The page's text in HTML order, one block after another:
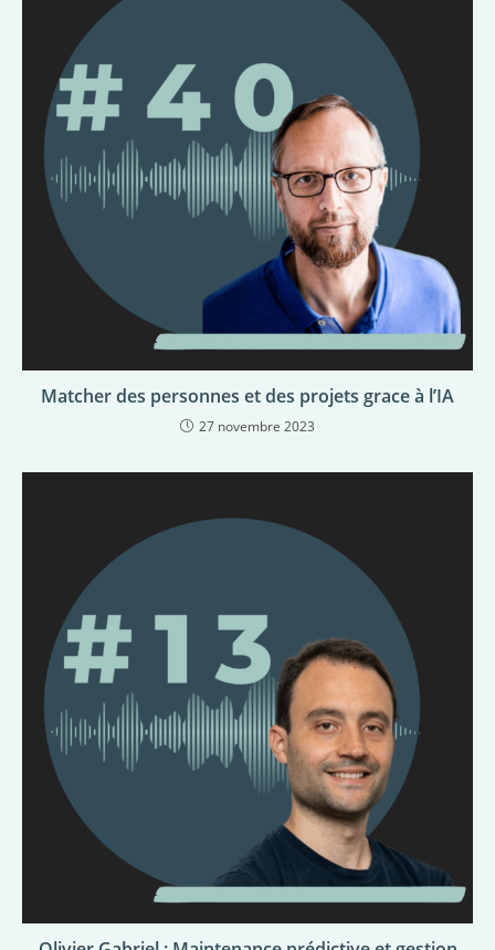
Matcher des personnes et des projets grace à l’IA
27 novembre 2023